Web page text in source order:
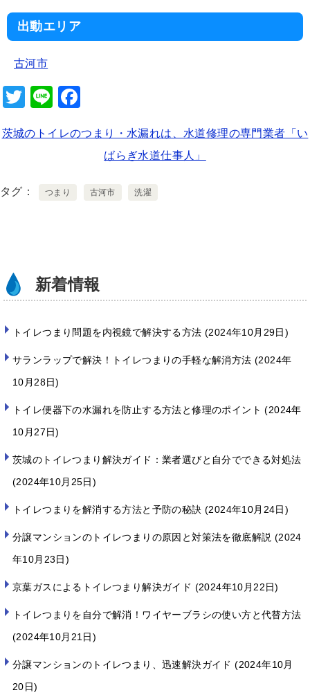
出動エリア
古河市
T
tt
Li
e c
b
茨城のトイレのつまり・水漏れは、水道修理の専門業者「い
ばらぎ水道仕事人」
タグ つまり 古河市 洗濯
新着情報
トイレつまり問題を内視鏡で解決する方法 2024年10月29日
サランラップで解決！トイレつまりの手軽な解消方法
2024年
10月28日
トイレ便器下の水漏れを防止する方法と修理のポイント 2024年
10月27日
茨城のトイレつまり解決ガイド：業者選びと自分でできる対処法
2024年10月25日
トイレつまりを解消する方法と予防の秘訣 2024年10月24日
分譲マンションのトイレつまりの原因と対策法を徹底解説
2024
年10月23日
京葉ガスによるトイレつまり解決ガイド 2024年10月22日
トイレつまりを自分で解消！ワイヤーブラシの使い方と代替方法
2024年10月21日
分譲マンションのトイレつまり、迅速解決ガイド 2024年10月
20日